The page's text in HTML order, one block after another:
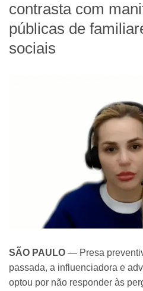
contrasta com
públicas de
sociais
SÃO PAULO — Presa
passada, a influenciadora e
optou por não responder às